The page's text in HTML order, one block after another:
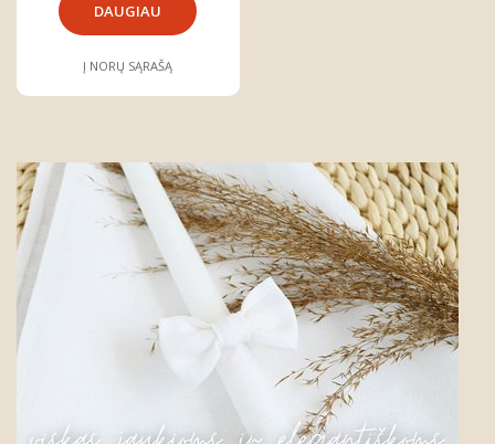
DAUGIAU
Į NORŲ SĄRAŠĄ